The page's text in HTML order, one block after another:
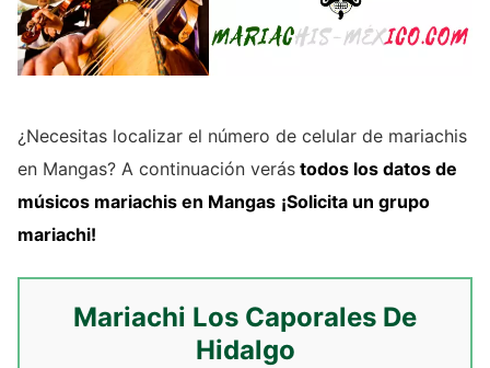
¿Necesitas localizar el número de celular de mariachis
en Mangas? A continuación verás todos los datos de
músicos mariachis en Mangas ¡Solicita un grupo
mariachi!
Mariachi Los Caporales De
Hidalgo